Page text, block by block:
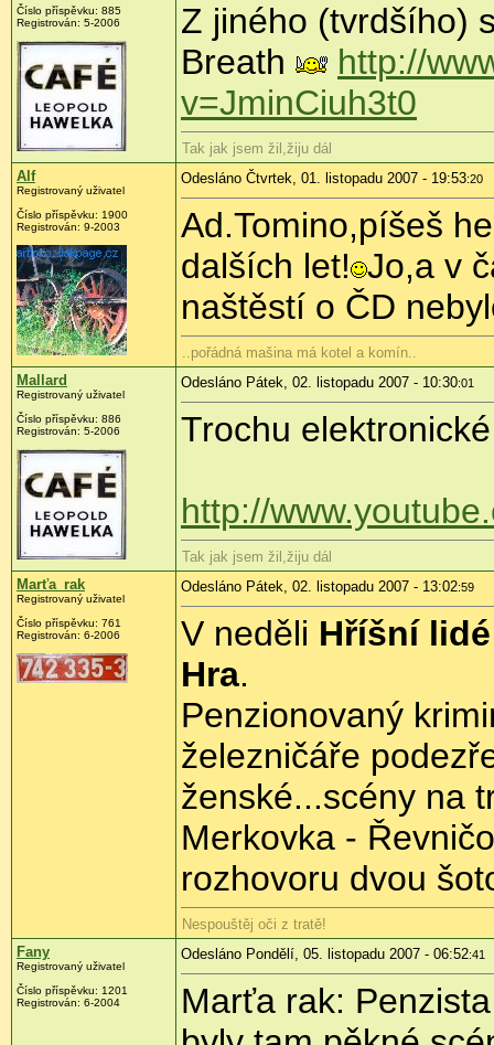
Číslo příspěvku: 885
Registrován: 5-2006
Z jiného (tvrdšího)
Breath
http://
v=JminCiuh3t0
Tak jak jsem žil,žiju dál
Alf
Registrovaný uživatel
Číslo příspěvku: 1900
Registrován: 9-2003
Odesláno Čtvrtek, 01. listopadu 2007 - 19:53:20
Ad.Tomino,píšeš
dalších let! Jo,a v
naštěstí o ČD
..pořádná mašina má kotel a komín..
Mallard
Registrovaný uživatel
Číslo příspěvku: 886
Registrován: 5-2006
Odesláno Pátek, 02. listopadu 2007 - 10:30:01
Trochu
http://
Tak jak jsem žil,žiju dál
Marťa_rak
Registrovaný uživatel
Číslo příspěvku: 761
Registrován: 6-2006
Odesláno Pátek, 02. listopadu 2007 - 13:02:59
V neděli Hříšní
Hra.
Penzionovaný
železničáře
ženské...scény na
Merkovka -
rozhovoru dvou
Nespouštěj oči z tratě!
Fany
Registrovaný uživatel
Číslo příspěvku: 1201
Registrován: 6-2004
Odesláno Pondělí, 05. listopadu 2007 - 06:52:41
Marťa rak: